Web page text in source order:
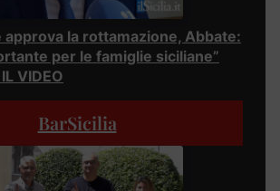
approva la rottamazione, Abbate:
per le famiglie siciliane”
VIDEO
BarSicilia